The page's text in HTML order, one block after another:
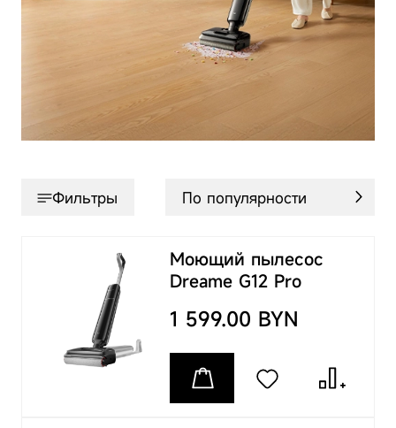
Фильтры
Моющий пылесос
Dreame G12 Pro
1 599.00 BYN